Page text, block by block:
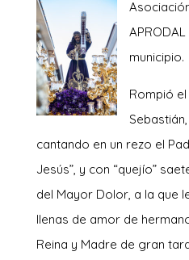
Asociac
APRODAL
municipio.
Rompió
cantando en un rezo el
Jesús”, y con “quejío”
del Mayor Dolor, a la que
llenas de amor de
Reina y Madre de gran